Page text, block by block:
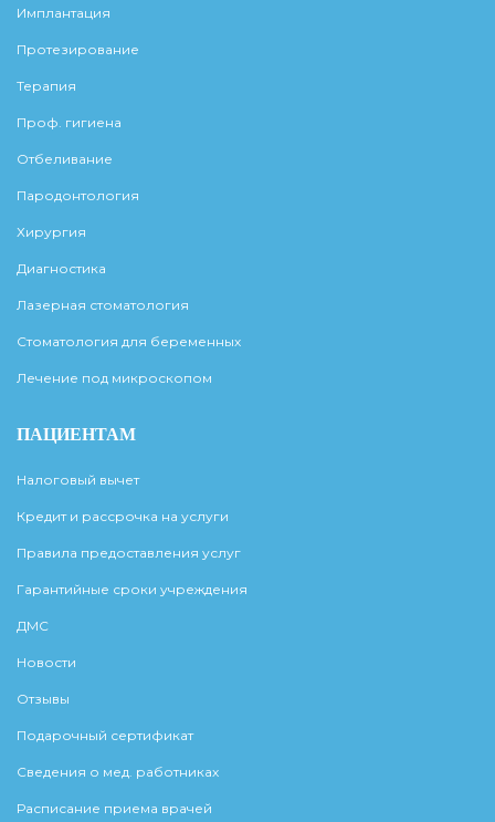
Имплантация
Протезирование
Терапия
Проф. гигиена
Отбеливание
Пародонтология
Хирургия
Диагностика
Лазерная стоматология
Стоматология для беременных
Лечение под микроскопом
ПАЦИЕНТАМ
Налоговый вычет
Кредит и рассрочка на услуги
Правила предоставления услуг
Гарантийные сроки учреждения
ДМС
Новости
Отзывы
Подарочный сертификат
Сведения о мед. работниках
Расписание приема врачей